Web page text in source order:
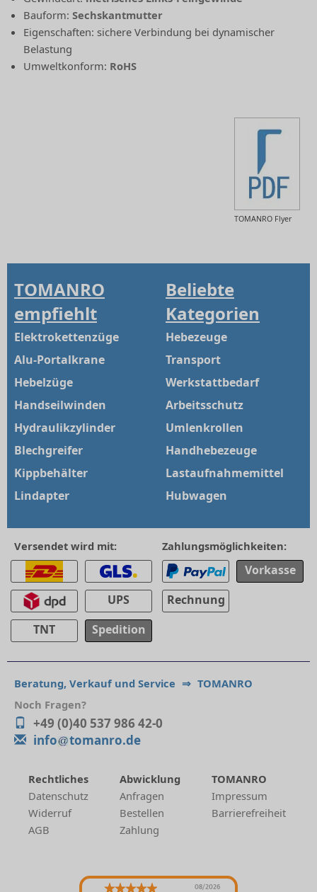
Bauform:Sechskantmutter
Eigenschaften: sichere Verbindung bei dynamischer
Belastung
Umweltkonform: RoHS
TOMANRO Flyer
TOMANRO
empfiehlt
Elektrokettenzüge
Alu-Portalkrane
Hebelzüge
Handseilwinden
Hydraulikzylinder
Blechgreifer
Kippbehälter
Lindapter
Beliebte
Kategorien
Hebezeuge
Transport
Werkstattbedarf
Arbeitsschutz
Umlenkrollen
Handhebezeuge
Lastaufnahmemittel
Hubwagen
Versendet wird mit:
UPS
TNT
Spedition
Zahlungsmöglichkeiten:
Vorkasse
Rechnung
Beratung, Verkauf und Service ⇒ TOMANRO
Noch Fragen?
+49 (0)40 537 986 42-0
info
tomanro.de
Rechtliches
Datenschutz
Widerruf
AGB
Abwicklung
Anfragen
Bestellen
Zahlung
TOMANRO
Impressum
Barrierefreiheit
08/2026